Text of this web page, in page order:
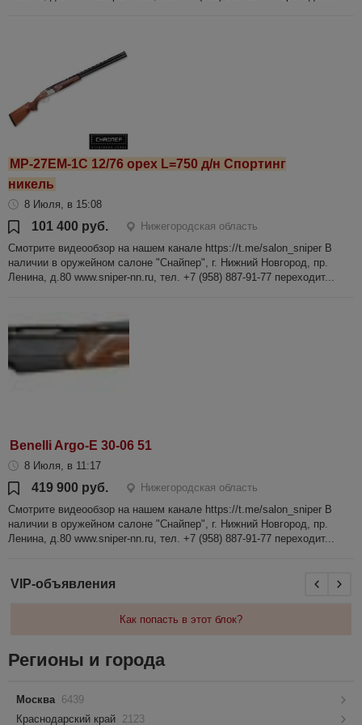
МР-27ЕМ-1С 12/76 орех L=750 д/н Спортинг
никель
8 Июля, в 15:08
101 400 руб.
Нижегородская область
Смотрите видеообзор на нашем канале https://t.me/salon_sniper В
наличии в оружейном салоне "Снайпер", г. Нижний Новгород, пр.
Ленина, д.80 www.sniper-nn.ru, тел. +7 (958) 887-91-77 переходит...
Benelli Argo-E 30-06 51
8 Июля, в 11:17
419 900 руб.
Нижегородская область
Смотрите видеообзор на нашем канале https://t.me/salon_sniper В
наличии в оружейном салоне "Снайпер", г. Нижний Новгород, пр.
Ленина, д.80 www.sniper-nn.ru, тел. +7 (958) 887-91-77 переходит...
VIP-объявления
Как попасть в этот блок?
Регионы и города
Москва 6439
Краснодарский край 2123